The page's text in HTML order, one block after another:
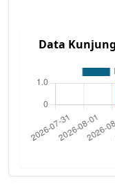
Data